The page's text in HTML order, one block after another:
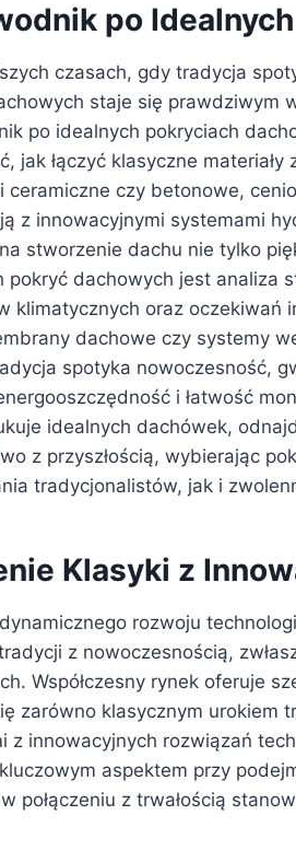
po
czasach, gdy tradycja
staje się prawdziwym
po idealnych pokryciach
jak łączyć klasyczne
ceramiczne czy betonowe,
z innowacyjnymi systemami
stworzenie dachu nie tylko
pokryć dachowych jest analiza
klimatycznych oraz oczekiwań
dachowe czy systemy
spotyka nowoczesność,
i łatwość
idealnych dachówek,
z przyszłością, wybierając
tradycjonalistów, jak i
Klasyki z
rozwoju
z nowoczesnością,
Współczesny rynek oferuje
zarówno klasycznym urokiem
z innowacyjnych rozwiązań
kluczowym aspektem przy
połączeniu z trwałością